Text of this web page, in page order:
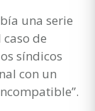
una serie
de
síndicos
con un